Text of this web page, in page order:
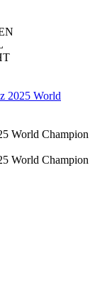
2025 World
World Champion
World Champion